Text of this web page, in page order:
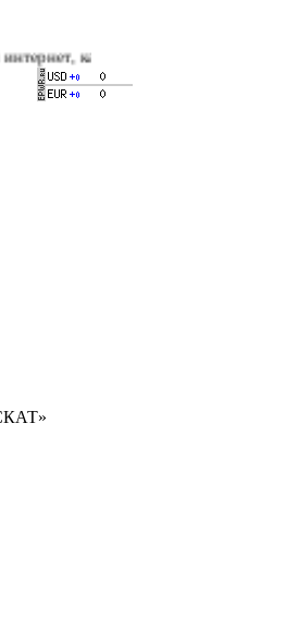
цифровое и кабельное